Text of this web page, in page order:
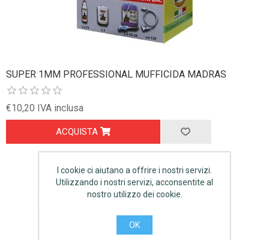
SUPER 1MM PROFESSIONAL MUFFICIDA MADRAS
€10,20 IVA inclusa
ACQUISTA
I cookie ci aiutano a offrire i nostri servizi.
Utilizzando i nostri servizi, acconsentite al
nostro utilizzo dei cookie.
OK